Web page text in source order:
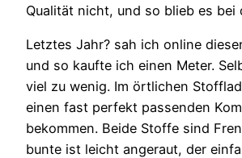
Qualität nicht, und so blieb es bei
Letztes Jahr? sah ich online
und so kaufte ich einen Meter.
viel zu wenig. Im örtlichen
einen fast perfekt passenden
bekommen. Beide Stoffe sind
bunte ist leicht angeraut, der